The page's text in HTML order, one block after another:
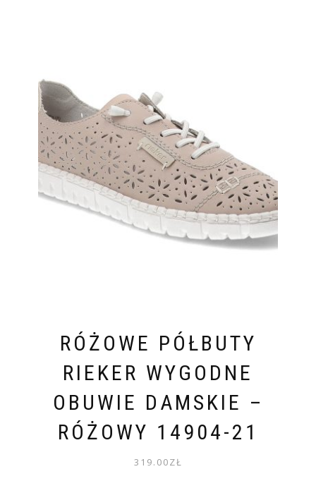
RÓŻOWE PÓŁBUTY
RIEKER WYGODNE
OBUWIE DAMSKIE –
RÓŻOWY 14904-21
319.00ZŁ